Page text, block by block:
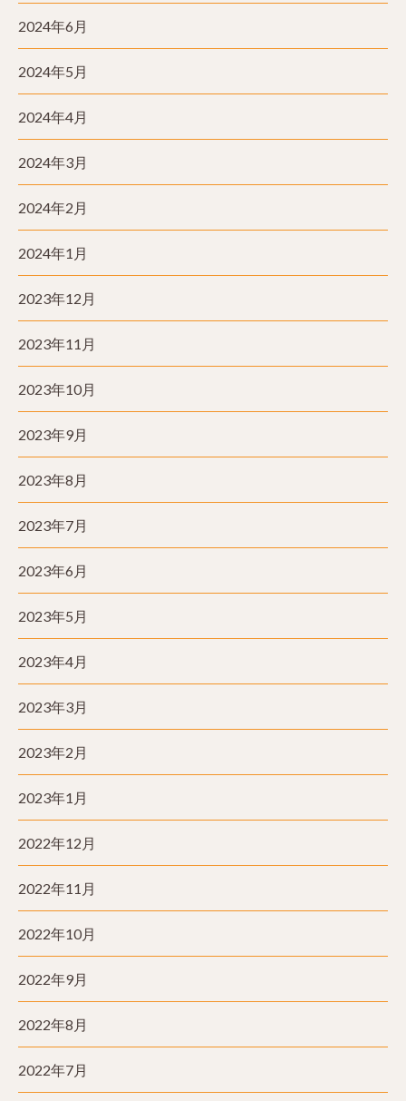
2024年6月
2024年5月
2024年4月
2024年3月
2024年2月
2024年1月
2023年12月
2023年11月
2023年10月
2023年9月
2023年8月
2023年7月
2023年6月
2023年5月
2023年4月
2023年3月
2023年2月
2023年1月
2022年12月
2022年11月
2022年10月
2022年9月
2022年8月
2022年7月